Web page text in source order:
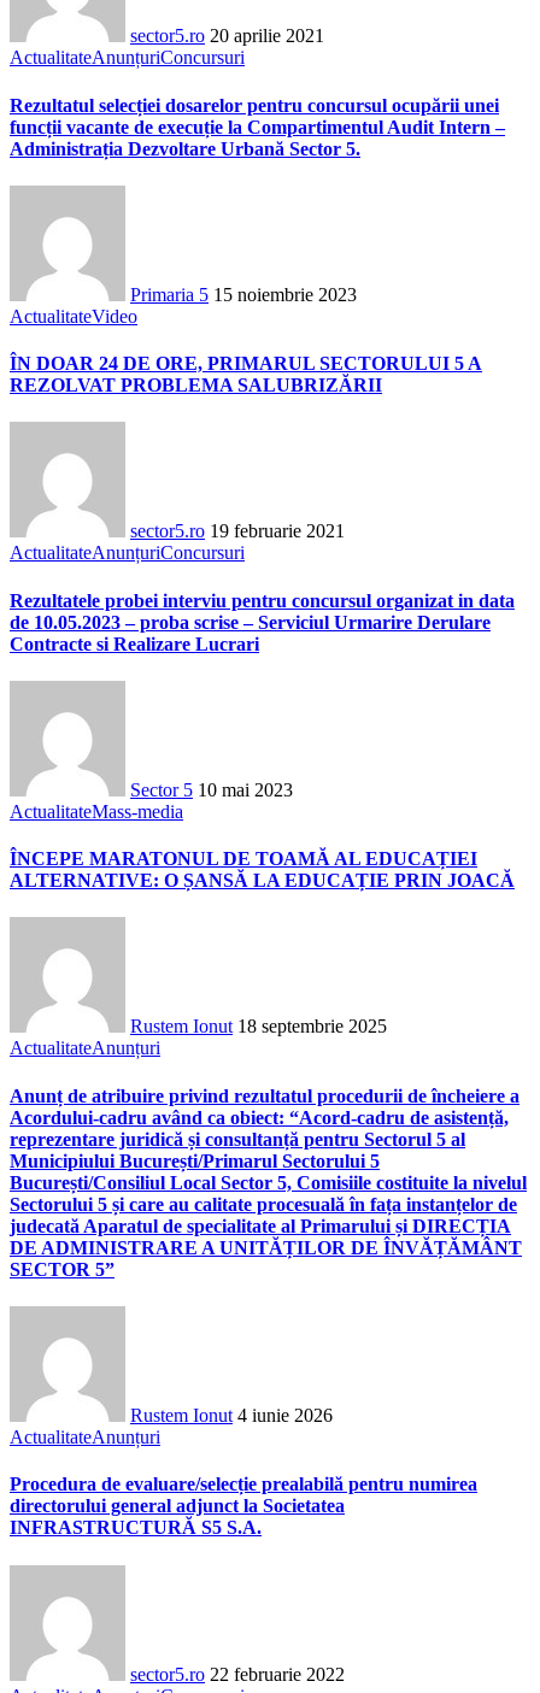
sector5.ro 20 aprilie 2021
ActualitateAnunțuriConcursuri
Rezultatul selecției dosarelor pentru concursul ocupării unei
funcții vacante de execuție la Compartimentul Audit Intern –
Administrația Dezvoltare Urbană Sector 5.
Primaria 5 15 noiembrie 2023
ActualitateVideo
ÎN DOAR 24 DE ORE, PRIMARUL SECTORULUI 5 A
REZOLVAT PROBLEMA SALUBRIZĂRII
sector5.ro 19 februarie 2021
ActualitateAnunțuriConcursuri
Rezultatele probei interviu pentru concursul organizat in data
de 10.05.2023 – proba scrise – Serviciul Urmarire Derulare
Contracte si Realizare Lucrari
Sector 5 10 mai 2023
ActualitateMass-media
ÎNCEPE MARATONUL DE TOAMĂ AL EDUCAȚIEI
ALTERNATIVE: O ȘANSĂ LA EDUCAȚIE PRIN JOACĂ
Rustem Ionut 18 septembrie 2025
ActualitateAnunțuri
Anunț de atribuire privind rezultatul procedurii de încheiere a
Acordului-cadru având ca obiect: “Acord-cadru de asistență,
reprezentare juridică și consultanță pentru Sectorul 5 al
Municipiului București/Primarul Sectorului 5
București/Consiliul Local Sector 5, Comisiile costituite la nivelul
Sectorului 5 și care au calitate procesuală în fața instanțelor de
judecată Aparatul de specialitate al Primarului și DIRECȚIA
DE ADMINISTRARE A UNITĂȚILOR DE ÎNVĂȚĂMÂNT
SECTOR 5”
Rustem Ionut 4 iunie 2026
ActualitateAnunțuri
Procedura de evaluare/selecție prealabilă pentru numirea
directorului general adjunct la Societatea
INFRASTRUCTURĂ S5 S.A.
sector5.ro 22 februarie 2022